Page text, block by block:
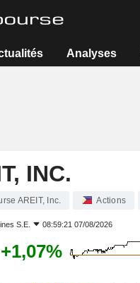
Analyses
INC.
AREIT, Inc. Actions
S.E. 08:59:21 07/08/2026
+1,07%